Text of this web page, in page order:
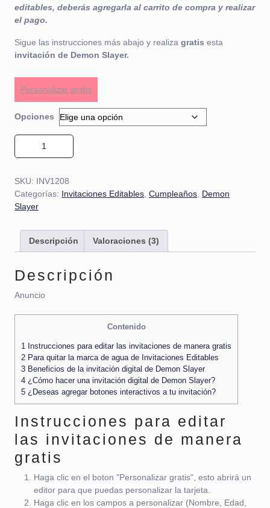
editables, deberás agregarla al carrito de compra y realizar
el pago.
Sigue las instrucciones más abajo y realiza gratis esta
invitación de Demon Slayer.
Personalizar gratis
Opciones
Invitación de Demon Slayer 01 cantidad
SKU: INV1208
Categorías: Invitaciones Editables Cumpleaños Demon
Slayer
Descripción Valoraciones (3)
Descripción
Anuncio
Contenido
1
Instrucciones para editar las invitaciones de manera gratis
2 Para quitar la marca de agua de Invitaciones Editables
3 Beneficios de la invitación digital de Demon Slayer
4 ¿Cómo hacer una invitación digital de Demon Slayer?
5 ¿Deseas agregar botones interactivos a tu invitación?
Instrucciones para editar
las invitaciones de manera
gratis
Haga clic en el boton "Personalizar gratis", esto abrirá un
editor para que puedas personalizar la tarjeta.
Haga clic en los campos a personalizar (Nombre, Edad,